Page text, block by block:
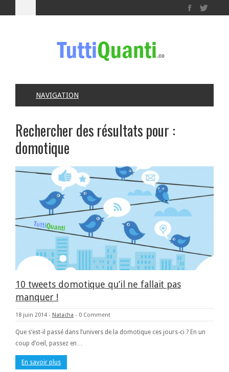
NAVIGATION
Rechercher des résultats pour :
domotique
10 tweets domotique qu’il ne fallait pas
manquer !
18 juin 2014 - Natacha - 0 Comment
Que s’est-il passé dans l’univers de la domotique ces jours-ci ? En un
coup d’oeil, passez en…
En savoir plus